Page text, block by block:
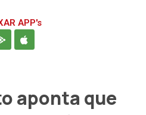
APP's
aponta que